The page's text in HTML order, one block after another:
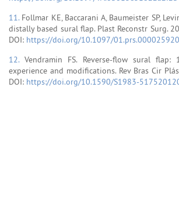
11. Follmar KE, Baccarani A, Baumeister SP,
distally based sural flap. Plast Reconstr Surg.
DOI: https://doi.org/10.1097/
12.Vendramin FS. Reverse-flow sural
experience and modifications. Rev Bras Cir
DOI: https://doi.org/10.1590/S1983-